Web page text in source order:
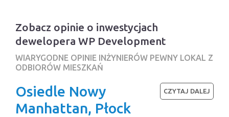
Zobacz opinie o inwestycjach
dewelopera WP Development
WIARYGODNE OPINIE INŻYNIERÓW PEWNY LOKAL Z
ODBIORÓW MIESZKAŃ
Osiedle Nowy
Manhattan, Płock
CZYTAJ DALEJ